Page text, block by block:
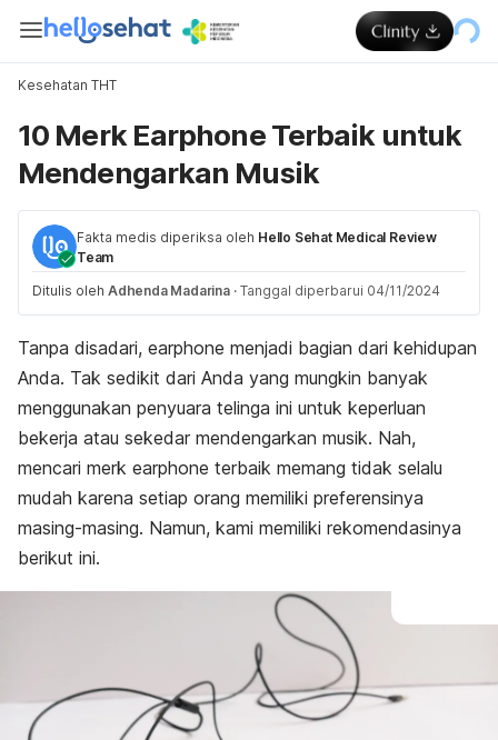
Kesehatan THT
10 Merk Earphone Terbaik untuk
Mendengarkan Musik
Fakta medis diperiksa oleh Hello Sehat Medical Review
Team
Ditulis oleh Adhenda Madarina · Tanggal diperbarui 04/11/2024
Tanpa disadari, earphone menjadi bagian dari kehidupan
Anda. Tak sedikit dari Anda yang mungkin banyak
menggunakan penyuara telinga ini untuk keperluan
bekerja atau sekedar mendengarkan musik. Nah,
mencari merk earphone terbaik memang tidak selalu
mudah karena setiap orang memiliki preferensinya
masing-masing. Namun, kami memiliki rekomendasinya
berikut ini.